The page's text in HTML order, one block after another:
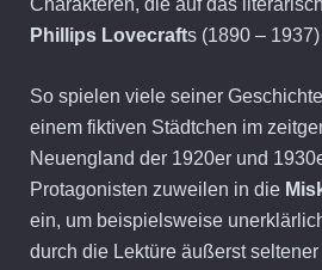
Phillips Lovecrafts (1890 –
So spielen viele seiner
einem fiktiven Städtchen im
Neuengland der 1920er und
Protagonisten zuweilen in die
ein, um beispielsweise
durch die Lektüre äußerst